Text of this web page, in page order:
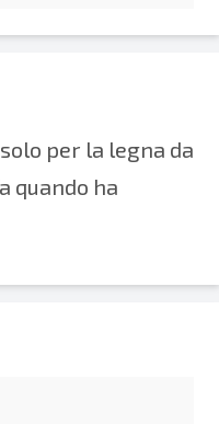
per la legna da
quando ha